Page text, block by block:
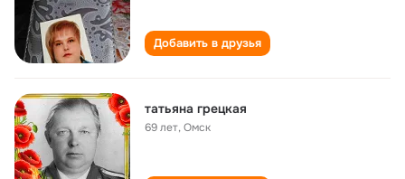
Добавить в друзья
татьяна грецкая
69 лет,Омск